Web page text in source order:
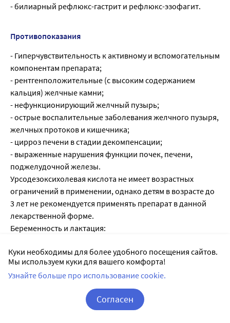
- билиарный рефлюкс-гастрит и рефлюкс-эзофагит.
Противопоказания
- Гиперчувствительность к активному и вспомогательным
компонентам препарата;
- рентгенположительные (с высоким содержанием
кальция) желчные камни;
- нефункционирующий желчный пузырь;
- острые воспалительные заболевания желчного пузыря,
желчных протоков и кишечника;
- цирроз печени в стадии декомпенсации;
- выраженные нарушения функции почек, печени,
поджелудочной железы.
Урсодезоксихолевая кислота не имеет возрастных
ограничений в применении, однако детям в возрасте до
3 лет не рекомендуется применять препарат в данной
лекарственной форме.
Беременность и лактация:
только в том случае, если ожидаемая польза для матери
превышает потенциальный риск развития побочных
эффектов у плода или новорожденного (адекватных и
строго контролируемых исследований применения
урсодезоксихолевой кислоты у беременных женщин не
Куки необходимы для более удобного посещения сайтов.
Мы используем куки для вашего комфорта!
Узнайте больше про использование cookie.
Согласен